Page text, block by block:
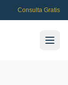
Consulta Gratis